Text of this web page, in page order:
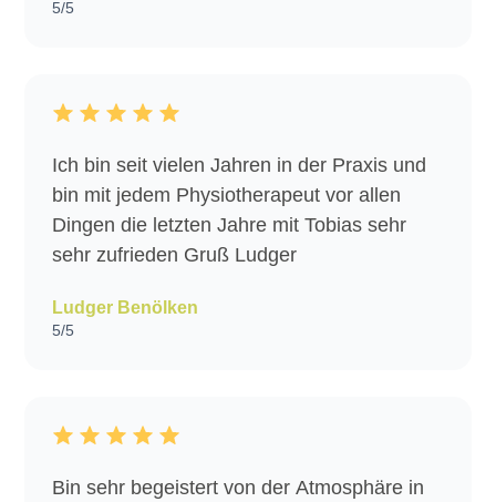
5/5
Ich bin seit vielen Jahren in der Praxis und
bin mit jedem Physiotherapeut vor allen
Dingen die letzten Jahre mit Tobias sehr
sehr zufrieden Gruß Ludger
Ludger Benölken
5/5
Bin sehr begeistert von der Atmosphäre in